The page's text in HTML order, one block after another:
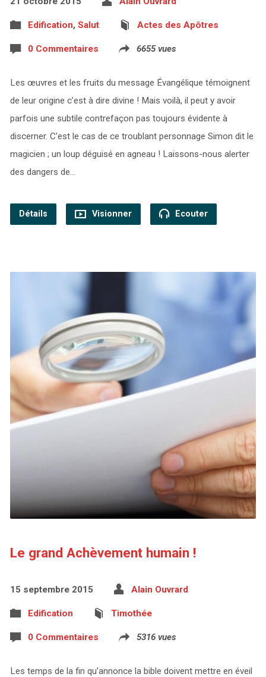
Edification, Salut Actes des Apôtres
0 Commentaires 6655 vues
Les œuvres et les fruits du message Évangélique témoignent
de leur origine c’est à dire divine ! Mais voilà, il peut y avoir
parfois une subtile contrefaçon pas toujours évidente à
discerner. C’est le cas de ce troublant personnage Simon dit le
magicien ; un loup déguisé en agneau ! Laissons-nous alerter
des dangers de…
Détails Visionner Ecouter
Le grand Achèvement humain !
15 septembre 2015 Alain Ouvrard
Edification Timothée
0 Commentaires 5316 vues
Les temps de la fin qu’annonce la bible doivent mettre en éveil